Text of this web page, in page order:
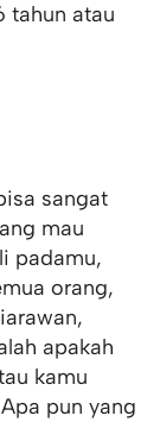
tahun atau
sangat
mau
padamu,
orang,
apakah
kamu
pun yang